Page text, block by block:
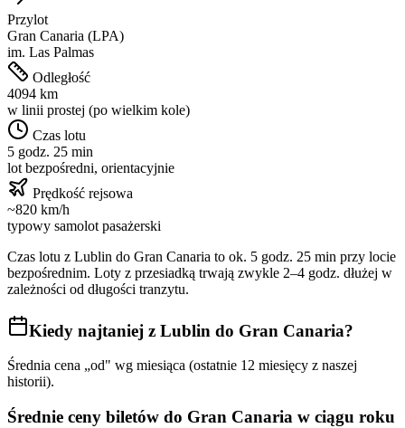
Przylot
Gran Canaria (LPA)
im. Las Palmas
Odległość
4094 km
w linii prostej (po wielkim kole)
Czas lotu
5 godz. 25 min
lot bezpośredni, orientacyjnie
Prędkość rejsowa
~820 km/h
typowy samolot pasażerski
Czas lotu z Lublin do Gran Canaria to ok. 5 godz. 25 min przy locie
bezpośrednim. Loty z przesiadką trwają zwykle 2–4 godz. dłużej w
zależności od długości tranzytu.
Kiedy najtaniej z Lublin do Gran Canaria?
Średnia cena „od" wg miesiąca (ostatnie 12 miesięcy z naszej
historii).
Średnie ceny biletów do Gran Canaria w ciągu roku